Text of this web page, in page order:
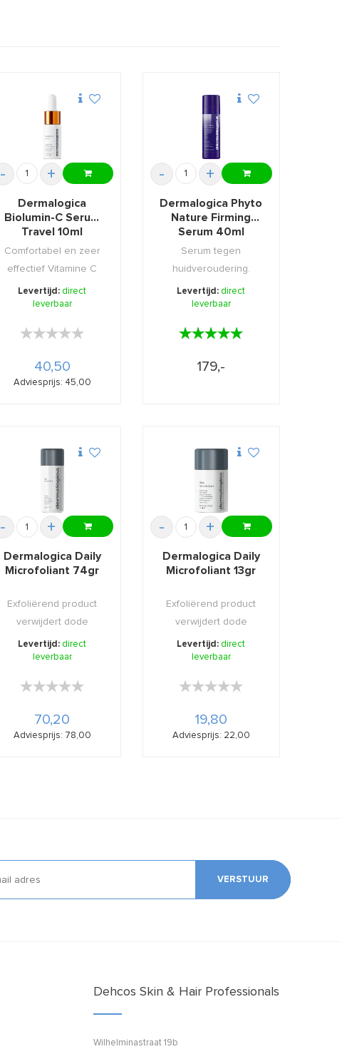
- +
Dermalogica
Biolumin-C Serum
Travel 10ml
Comfortabel en zeer
effectief Vitamine C
serum welke uw huid ...
Levertijd: direct
leverbaar
★★★★★
★★★★★
40,50
Adviesprijs: 45,00
- +
Dermalogica Phyto
Nature Firming
Serum 40ml
Serum tegen
huidveroudering.
Levertijd: direct
leverbaar
★★★★★
★★★★★
179,-
- +
Dermalogica Daily
Microfoliant 74gr
Exfoliërend product
verwijdert dode
huidcellen die de huid
...
Levertijd: direct
leverbaar
★★★★★
★★★★★
70,20
Adviesprijs: 78,00
- +
Dermalogica Daily
Microfoliant 13gr
Exfoliërend product
verwijdert dode
huidcellen die de huid
...
Levertijd: direct
leverbaar
★★★★★
★★★★★
19,80
Adviesprijs: 22,00
VERSTUUR
Dehcos Skin & Hair Professionals
Wilhelminastraat 19b